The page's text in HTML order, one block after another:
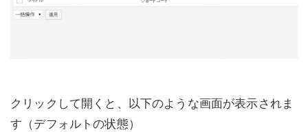
クリックして開くと、以下のような画面が表示されま
す（デフォルトの状態）